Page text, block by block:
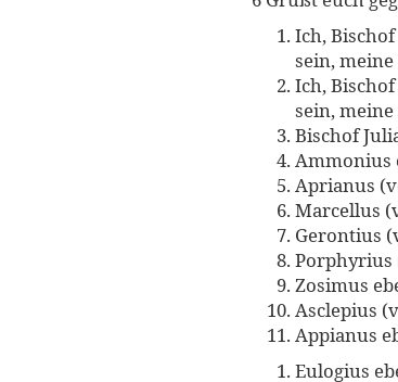
Ich,
sein,
Ich,
sein,
Bischof
Ammonius
Aprianus
Marcellus
Gerontius
Porphyrius
Zosimus
Asclepius
Appianus
Eulogius